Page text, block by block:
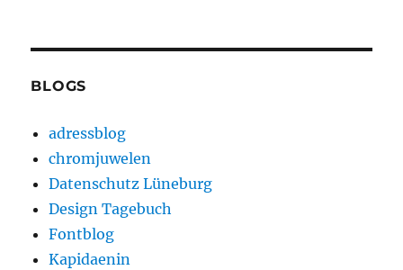
BLOGS
adressblog
chromjuwelen
Datenschutz Lüneburg
Design Tagebuch
Fontblog
Kapidaenin